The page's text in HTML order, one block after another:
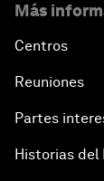
Más
Centros
Reuniones
Partes
Historias del